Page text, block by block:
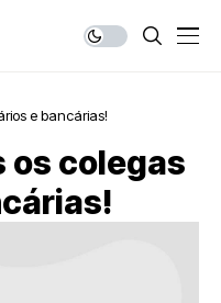
e bancárias!
os colegas